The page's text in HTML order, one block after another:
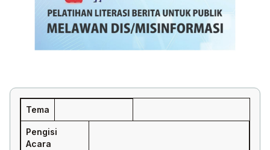
Tema
Pengisi
Acara